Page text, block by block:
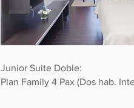
Junior
Plan Family 4 Pax (Dos